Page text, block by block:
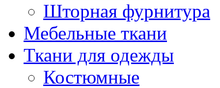
Шторная фурнитура
Мебельные ткани
Ткани для одежды
Костюмные